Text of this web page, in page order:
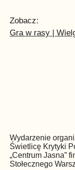
Zobacz:
Gra w rasy |
Wydarzenie
Świetlicę Krytyki
„Centrum Jasna”
Stołecznego